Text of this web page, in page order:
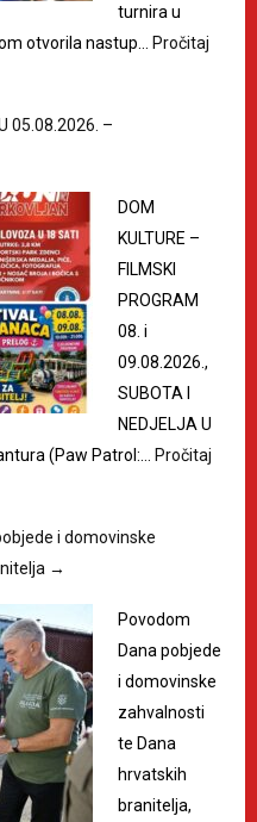
turnira u
otvorila nastup…
Pročitaj
05.08.2026. –
DOM
KULTURE –
FILMSKI
PROGRAM
08. i
09.08.2026.,
SUBOTA I
NEDJELJA U
(Paw Patrol:…
Pročitaj
i domovinske
→
Povodom
Dana pobjede
i domovinske
zahvalnosti
te Dana
hrvatskih
branitelja,